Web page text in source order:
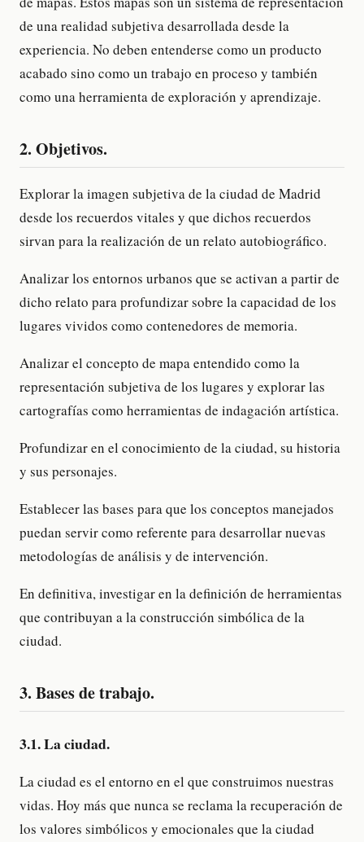
de una realidad subjetiva desarrollada desde la
experiencia. No deben entenderse como un producto
acabado sino como un trabajo en proceso y también
como una herramienta de exploración y aprendizaje.
2. Objetivos.
Explorar la imagen subjetiva de la ciudad de Madrid
desde los recuerdos vitales y que dichos recuerdos
sirvan para la realización de un relato autobiográfico.
Analizar los entornos urbanos que se activan a partir de
dicho relato para profundizar sobre la capacidad de los
lugares vividos como contenedores de memoria.
Analizar el concepto de mapa entendido como la
representación subjetiva de los lugares y explorar las
cartografías como herramientas de indagación artística.
Profundizar en el conocimiento de la ciudad, su historia
y sus personajes.
Establecer las bases para que los conceptos manejados
puedan servir como referente para desarrollar nuevas
metodologías de análisis y de intervención.
En definitiva, investigar en la definición de herramientas
que contribuyan a la construcción simbólica de la
ciudad.
3. Bases de trabajo.
3.1. La ciudad.
La ciudad es el entorno en el que construimos nuestras
vidas. Hoy más que nunca se reclama la recuperación de
los valores simbólicos y emocionales que la ciudad